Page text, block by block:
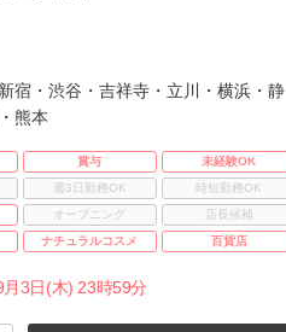
宿・渋谷・吉祥寺・立川・横浜・静
熊本
賞与
未経験OK
週3日勤務OK
時短勤務OK
オープニング
店長候補
ナチュラルコスメ 百貨店
3日(木) 23時59分